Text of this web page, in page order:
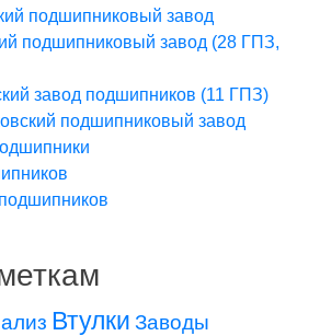
подшипниковый завод
подшипниковый завод (28 ГПЗ,
завод подшипников (11 ГПЗ)
подшипниковый завод
Втулки Заводы